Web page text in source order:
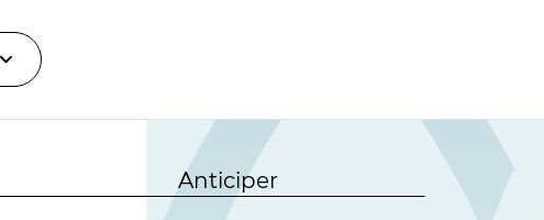
Anticiper